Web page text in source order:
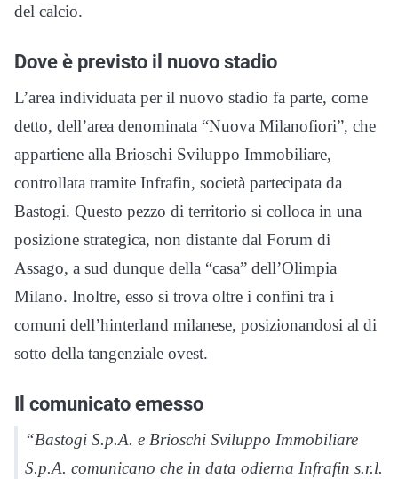
del calcio.
Dove è previsto il nuovo stadio
L’area individuata per il nuovo stadio fa parte, come
detto, dell’area denominata “Nuova Milanofiori”, che
appartiene alla Brioschi Sviluppo Immobiliare,
controllata tramite Infrafin, società partecipata da
Bastogi. Questo pezzo di territorio si colloca in una
posizione strategica, non distante dal Forum di
Assago, a sud dunque della “casa” dell’Olimpia
Milano. Inoltre, esso si trova oltre i confini tra i
comuni dell’hinterland milanese, posizionandosi al di
sotto della tangenziale ovest.
Il comunicato emesso
“Bastogi S.p.A. e Brioschi Sviluppo Immobiliare
S.p.A. comunicano che in data odierna Infrafin s.r.l.